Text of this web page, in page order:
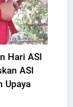
Hari ASI
ASI
Upaya